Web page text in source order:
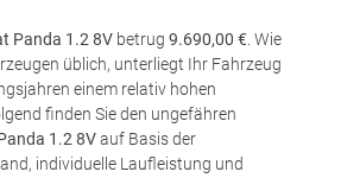
Panda 1.2 8V betrug 9.690,00 € . Wie
üblich, unterliegt Ihr Fahrzeug
einem relativ hohen
finden Sie den ungefähren
1.2 8Vauf Basis der
individuelle Laufleistung und